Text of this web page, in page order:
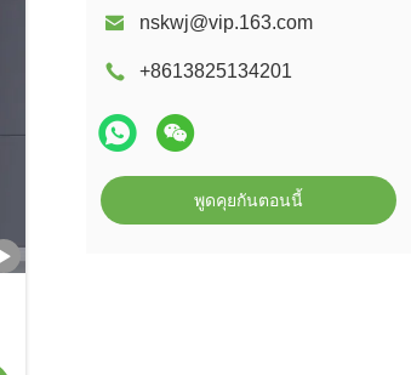
nskwj@vip.163.com
+8613825134201
พูดคุยกันตอนนี้